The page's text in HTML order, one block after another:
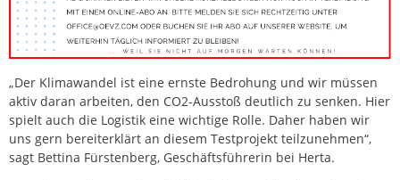
„Der Klimawandel ist eine ernste Bedrohung und wir müssen
aktiv daran arbeiten, den CO2-Ausstoß deutlich zu senken. Hier
spielt auch die Logistik eine wichtige Rolle. Daher haben wir
uns gern bereiterklärt an diesem Testprojekt teilzunehmen“,
sagt Bettina Fürstenberg, Geschäftsführerin bei Herta.